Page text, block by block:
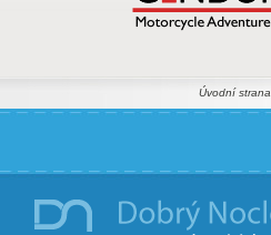
Úvodní strana